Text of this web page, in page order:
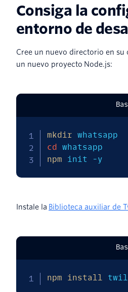
Consiga la
entorno de
Cree un nuevo directorio en
un nuevo proyecto Node.js:
mkdir
cd
npm init -y
Instale la Biblioteca auxiliar de
npm install